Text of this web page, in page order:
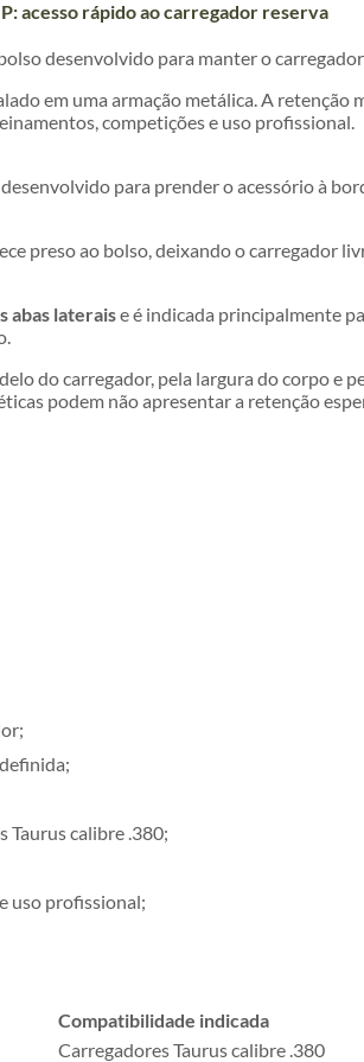
acesso rápido ao carregador reserva
desenvolvido para manter o
em uma armação metálica. A retenção
competições e uso profissional.
para prender o acessório à
preso ao bolso, deixando o carregador
abas lateraise é indicada principalmente
do carregador, pela largura do corpo e
podem não apresentar a retenção
Taurus calibre .380;
uso profissional;
Compatibilidade indicada
Carregadores Taurus calibre .380